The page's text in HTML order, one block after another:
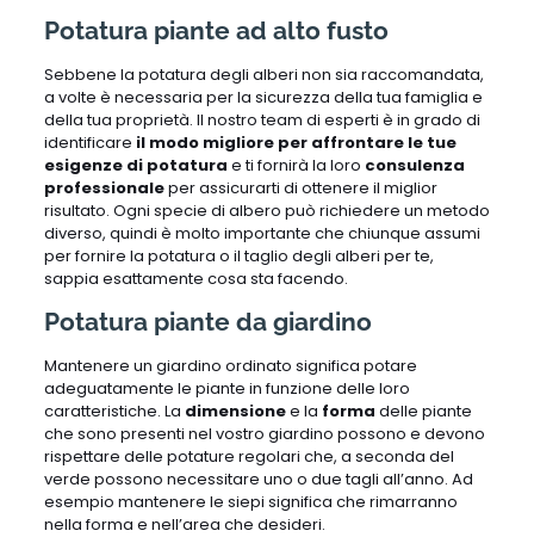
Potatura piante ad alto fusto
Sebbene la potatura degli alberi non sia raccomandata,
a volte è necessaria per la sicurezza della tua famiglia e
della tua proprietà. Il nostro team di esperti è in grado di
identificare il modo migliore per affrontare le tue
esigenze di potatura e ti fornirà la loro consulenza
professionaleper assicurarti di ottenere il miglior
risultato. Ogni specie di albero può richiedere un metodo
diverso, quindi è molto importante che chiunque assumi
per fornire la potatura o il taglio degli alberi per te,
sappia esattamente cosa sta facendo.
Potatura piante da giardino
Mantenere un giardino ordinato significa potare
adeguatamente le piante in funzione delle loro
caratteristiche. La dimensionee la forma delle piante
che sono presenti nel vostro giardino possono e devono
rispettare delle potature regolari che, a seconda del
verde possono necessitare uno o due tagli all’anno. Ad
esempio mantenere le siepi significa che rimarranno
nella forma e nell’area che desideri.